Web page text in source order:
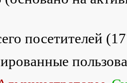
посетителей (